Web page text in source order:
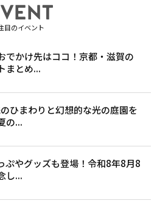
目のイベント
でかけ先はココ！京都・滋賀の
まとめ...
ひまわりと幻想的な光の庭園を
の...
ぷやグッズも登場！令和8年8月8
し...